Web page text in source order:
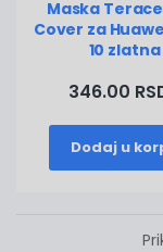
Maska
Cover za
10 zlatna
346.00
Dodaj u